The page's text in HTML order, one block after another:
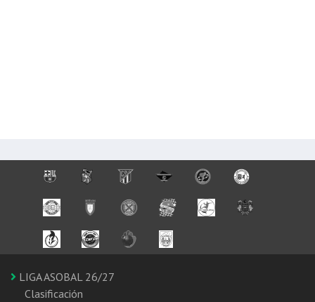
LIGA ASOBAL 26/27
Clasificación